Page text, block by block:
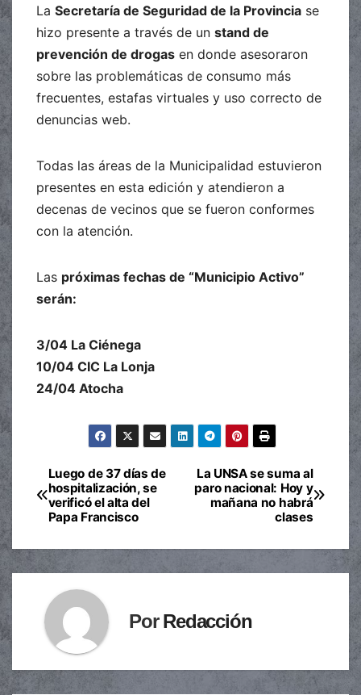
La Secretaría de Seguridad de la Provincia se
hizo presente a través de un stand de
prevención de drogas en donde asesoraron
sobre las problemáticas de consumo más
frecuentes, estafas virtuales y uso correcto de
denuncias web.
Todas las áreas de la Municipalidad estuvieron
presentes en esta edición y atendieron a
decenas de vecinos que se fueron conformes
con la atención.
Las próximas fechas de “Municipio Activo”
serán:
3/04 La Ciénega
10/04 CIC La Lonja
24/04 Atocha
Navegación
de
entradas
La UNSA se suma al
paro nacional: Hoy y
mañana no habrá
clases
Luego de 37 días de
hospitalización, se
verificó el alta del
Papa Francisco
PorRedacción